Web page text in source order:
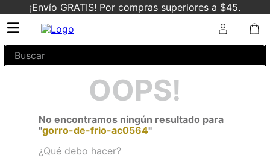
¡Envío GRATIS! Por compras superiores a $45.
Buscar
OOPS!
No encontramos ningún resultado para
"gorro-de-frio-ac0564"
¿Qué debo hacer?